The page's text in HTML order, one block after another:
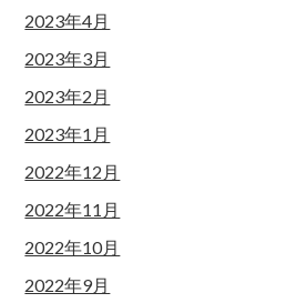
2023年4月
2023年3月
2023年2月
2023年1月
2022年12月
2022年11月
2022年10月
2022年9月